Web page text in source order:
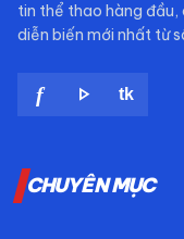
tin thể thao hàng
diễn biến mới nhất từ
f play_arrow tk
CHUYÊN MỤC